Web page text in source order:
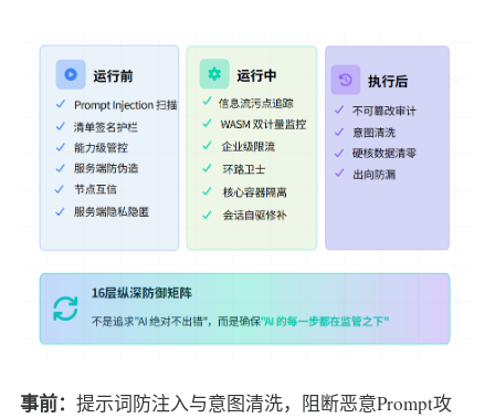
事前： 提示词防注入与意图清洗，阻断恶意Prompt攻